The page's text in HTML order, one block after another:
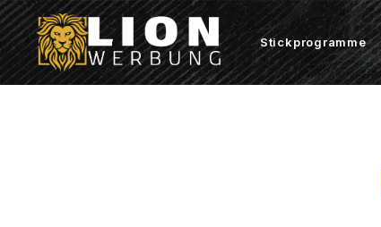
Stickprogramme